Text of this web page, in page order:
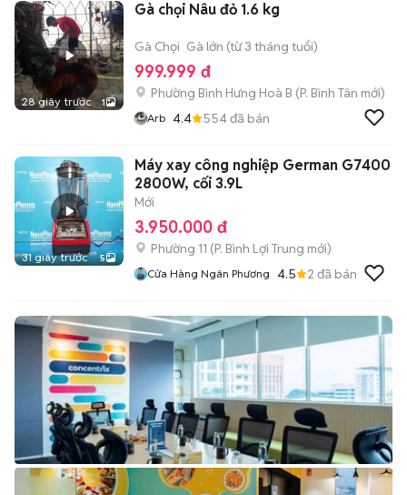
28 giây trước 1
Gà chọi Nâu đỏ 1.6 kg
Gà Chọi Gà lớn (từ 3 tháng tuổi)
999.999 đ
Phường Bình Hưng Hoà B (P. Bình Tân mới)
Arb 4.4 554đã bán
31 giây trước 5
Máy xay công nghiệp German G7400
2800W, cối 3.9L
Mới
3.950.000 đ
Phường 11 (P. Bình Lợi Trung mới)
Cửa Hàng Ngân Phương 4.5 2 đã bán